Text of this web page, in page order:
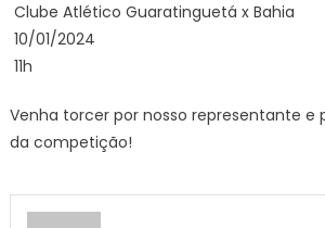
Clube Atlético Guaratinguetá x Bahia
10/01/2024
11h
Venha torcer por nosso representante e
da competição!